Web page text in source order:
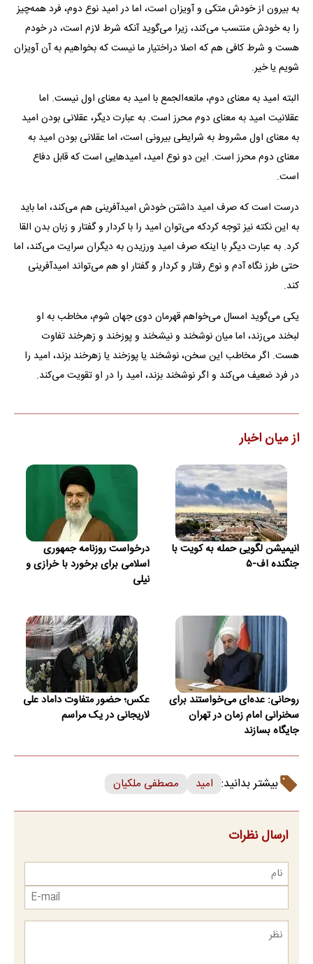
به بیرون از خودش متکی و آویزان است، اما در امید نوع دوم، فرد همه‌چیز
را به خودش منتسب می‌کند، زیرا می‌گوید آنکه شرط لازم است، در خودم
هست و شرط کافی هم که اصلا دراختیار ما نیست که بخواهیم به آن آویزان
شویم یا خیر.
البته امید به معنای دوم، مانعه‌الجمع با امید به معنای اول نیست. اما
عقلانیت امید به معنای دوم محرز است. به عبارت دیگر، عقلانی بودن امید
به معنای اول مشروط به شرایطی بیرونی است، اما عقلانی بودن امید به
معنای دوم محرز است. این دو نوع امید، امید‌هایی است که قابل دفاع
است.
درست است که صرف امید داشتن خودش امیدآفرینی هم می‌کند، اما باید
به این نکته نیز توجه کردکه می‌توان امید را با کردار و گفتار و زبان بدن القا
کرد. به عبارت دیگر با اینکه صرف امید ورزیدن به دیگران سرایت می‌کند، اما
حتی طرز نگاه آدم و نوع رفتار و کردار و گفتار او هم می‌تواند امیدآفرینی
کند.
یکی می‌گوید امسال می‌خواهم قهرمان دوی جهان شوم، مخاطب به او
لبخند می‌زند، اما میان نوشخند و نیشخند و پوزخند و زهرخند تفاوت
هست. اگر مخاطب این سخن، نوشخند یا پوزخند یا زهرخند بزند، امید را
در فرد ضعیف می‌کند و اگر نوشخند بزند، امید را در او تقویت می‌کند.
از میان اخبار
انیمیشن لگویی حمله به کویت با
جنگنده اف-۵
درخواست روزنامه جمهوری
اسلامی برای برخورد با خرازی و
نیلی
روحانی: عده‌ای می‌خواستند برای
سخنرانی امام زمان در تهران
جایگاه بسازند
عکس؛ حضور متفاوت داماد علی
لاریجانی در یک مراسم
بیشتر بدانید: امید مصطفی ملکیان
ارسال نظرات